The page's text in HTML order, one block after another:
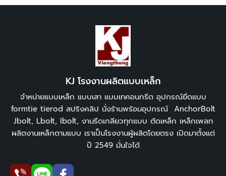
KJ โรงงานผลิตแบบเหล็ก
จำหน่ายแบบเหล็ก แบบเสา แบบเทคอนกรีตอุปกรณ์ยึดแบบ
formtie tierod สปริงคลิป นั่งร้านพร้อมอุปกรณ์ AnchorBolt
Jbolt, Lbolt, Ibolt, งานรีดเกลียวทุกแบบ ตัดเหล็ก เหล็กเพลท
ผลิตงานเหล็กตามแบบ เราเป็นโรงงานผู้ผลิตโดยตรง เปิดมาตั้งแต่
ปี 2549 มั่นใจได้